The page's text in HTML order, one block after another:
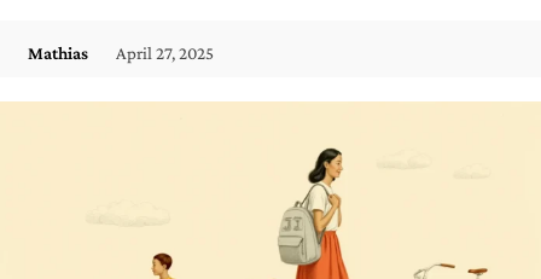
Mathias April 27, 2025